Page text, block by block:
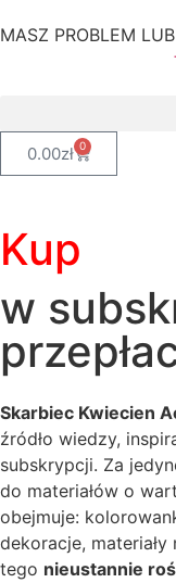
MASZ PROBLEM
0.00zł 0
Kup
w
Skarbiec Kwiecien
źródło wiedzy,
subskrypcji. Za
do materiałów o
obejmuje:
dekoracje,
tego nieustannie